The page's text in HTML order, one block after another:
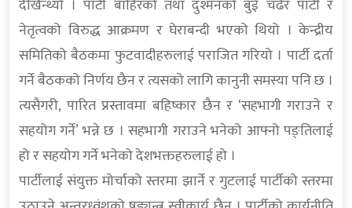
देखिन्थ्यो । पार्टी बाहिरको तथा दुश्मनको बुई चढेर पार्टी र
नेतृत्वको विरुद्ध आक्रमण र घेराबन्दी भएको थियो । केन्द्रीय
समितिको बैठकमा फुटवादीहरुलाई पराजित गरियो । पार्टी दर्ता
गर्ने बैठकको निर्णय छैन र त्यसको लागि कानुनी समस्या पनि छ ।
त्यसैगरी, पारित प्रस्तावमा बहिष्कार छैन र ‘सहभागी गराउने र
सहयोग गर्ने’ भन्ने छ । सहभागी गराउने भनेको आफ्नो पङ्तिलाई
हो र सहयोग गर्ने भनेको देशभक्तहरुलाई हो ।
पार्टीलाई संयुक्त मोर्चाको स्तरमा झार्ने र गुटलाई पार्टीको स्तरमा